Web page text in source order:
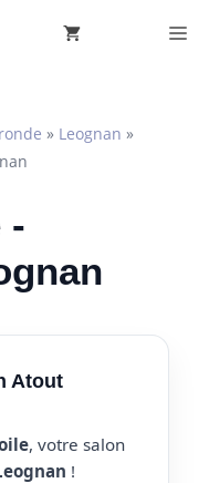
» Leognan »
-
Atout
, votre salon
!